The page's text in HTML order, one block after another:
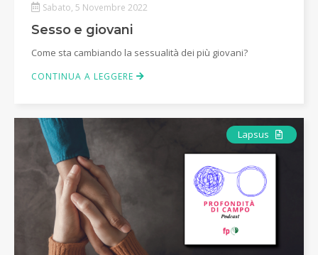
Sabato, 5 Novembre 2022
Sesso e giovani
Come sta cambiando la sessualità dei più giovani?
CONTINUA A LEGGERE
Lapsus Articolo